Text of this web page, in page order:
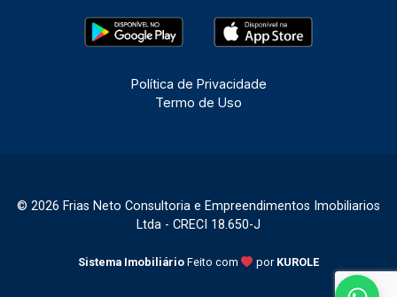
Política de Privacidade
Termo de Uso
© 2026 Frias Neto Consultoria e Empreendimentos Imobiliarios
Ltda - CRECI 18.650-J
Sistema Imobiliário Feito com por KUROLE